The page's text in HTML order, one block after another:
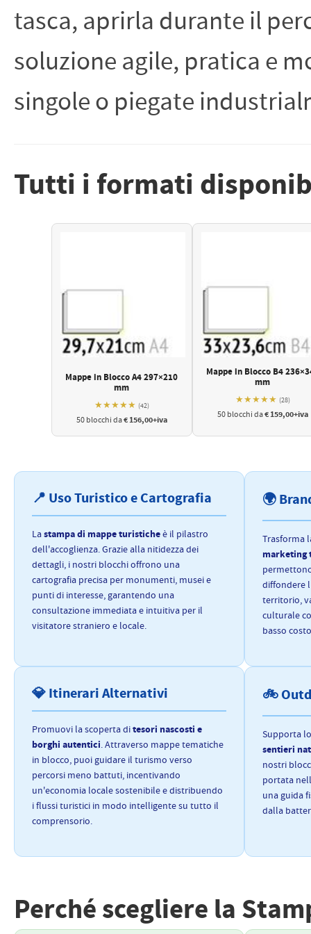
DORSALI TARGHE
PETTORALI NUMERI DA
NUMERI DA GARA MTB
tasca, aprirla durante il
soluzione agile, pratica e
singole o piegate
Tutti i formati
Mappe in Blocco A4 297×210
mm
★★★★★ (42)
50 blocchi da€ 156,00+iva
Mappe in Blocco B4
mm
★★★★★ (28)
50 blocchi da€ 159,00+iva
📍 Uso Turistico e Cartografia
Lastampa di mappe turisticheè il pilastro
dell'accoglienza. Grazie alla nitidezza dei
dettagli, i nostri blocchi offrono una
cartografia precisa per monumenti, musei e
punti di interesse, garantendo una
consultazione immediata e intuitiva per il
visitatore straniero e locale.
🌍
Trasforma
diffondere
territorio,
culturale
basso
💎 Itinerari Alternativi
Promuovi la scoperta ditesori nascosti e
borghi autentici. Attraverso mappe tematiche
in blocco, puoi guidare il turismo verso
percorsi meno battuti, incentivando
un'economia locale sostenibile e distribuendo
i flussi turistici in modo intelligente su tutto il
comprensorio.
🚲
Supporta
sentieri
nostri
portata
una guida
dalla
Perché scegliere la